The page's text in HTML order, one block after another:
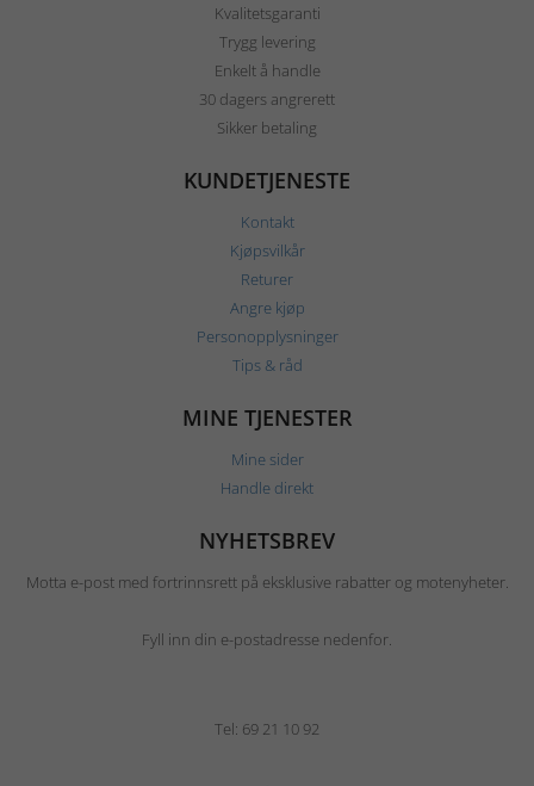
Kvalitetsgaranti
Trygg levering
Enkelt å handle
30 dagers angrerett
Sikker betaling
KUNDETJENESTE
Kontakt
Kjøpsvilkår
Returer
Angre kjøp
Personopplysninger
Tips & råd
MINE TJENESTER
Mine sider
Handle direkt
NYHETSBREV
Motta e-post med fortrinnsrett på eksklusive rabatter og motenyheter.
Fyll inn din e-postadresse nedenfor.
Tel: 69 21 10 92